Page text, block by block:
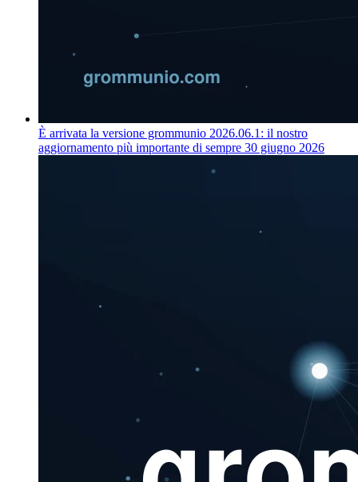
È arrivata la versione grommunio 2026.06.1: il nostro
aggiornamento più importante di sempre 30 giugno 2026